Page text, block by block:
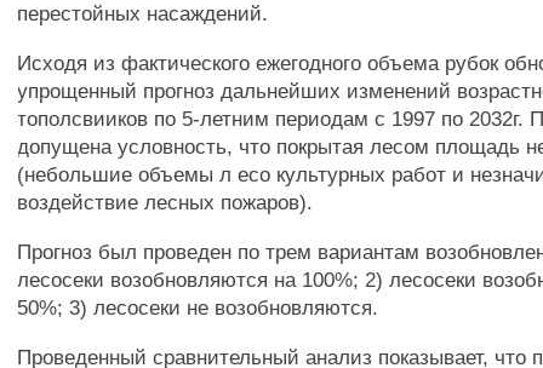
перестойных насаждений.
Исходя из фактического ежегодного объема рубок
упрощенный прогноз дальнейших изменений
тополсвииков по 5-летним периодам с 1997 по 2032г.
допущена условность, что покрытая лесом площадь
(небольшие объемы л eco культурных работ и
воздействие лесных пожаров).
Прогноз был проведен по трем вариантам
лесосеки возобновляются на 100%; 2) лесосеки
50%; 3) лесосеки не возобновляются.
Проведенный сравнительный анализ показывает, что